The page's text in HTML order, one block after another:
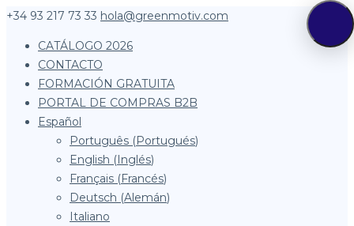
+34 93 217 73 33 hola@greenmotiv.com
CATÁLOGO 2026
CONTACTO
FORMACIÓN GRATUITA
PORTAL DE COMPRAS B2B
Español
Português (Portugués)
English (Inglés)
Français (Francés)
Deutsch (Alemán)
Italiano